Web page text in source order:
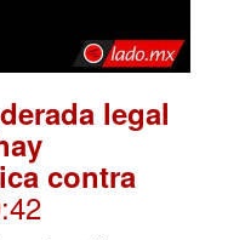
legal
contra